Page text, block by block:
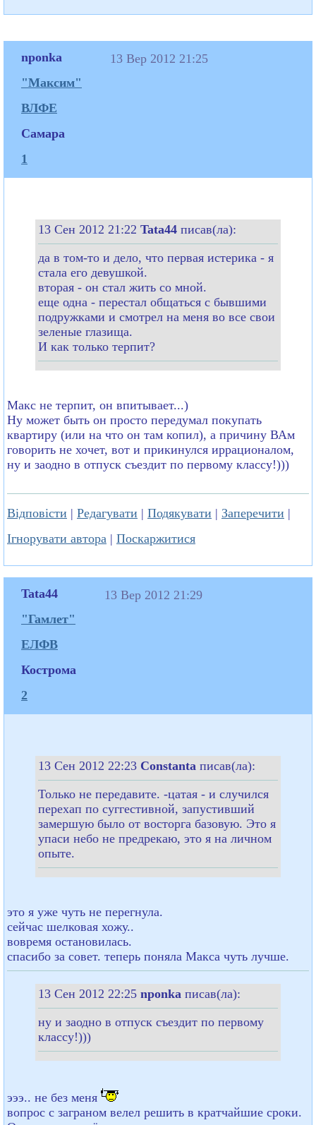
nponka
"Максим"
ВЛФЕ
Самара
1
13 Вер 2012 21:25
13 Сен 2012 21:22 Tata44 писав(ла):
да в том-то и дело, что первая истерика - я
стала его девушкой.
вторая - он стал жить со мной.
еще одна - перестал общаться с бывшими
подружками и смотрел на меня во все свои
зеленые глазища.
И как только терпит?
Макс не терпит, он впитывает...)
Ну может быть он просто передумал покупать
квартиру (или на что он там копил), а причину ВАм
говорить не хочет, вот и прикинулся иррационалом,
ну и заодно в отпуск съездит по первому классу!)))
Відповісти | Редагувати | Подякувати | Заперечити |
Ігнорувати автора | Поскаржитися
Tata44
"Гамлет"
ЕЛФВ
Кострома
2
13 Вер 2012 21:29
13 Сен 2012 22:23 Constanta писав(ла):
Только не передавите. -цатая - и случился
перехап по суггестивной, запустивший
замершую было от восторга базовую. Это я
упаси небо не предрекаю, это я на личном
опыте.
это я уже чуть не перегнула.
сейчас шелковая хожу..
вовремя остановилась.
спасибо за совет. теперь поняла Макса чуть лучше.
13 Сен 2012 22:25 nponka писав(ла):
ну и заодно в отпуск съездит по первому
классу!)))
эээ.. не без меня
вопрос с заграном велел решить в кратчайшие сроки.